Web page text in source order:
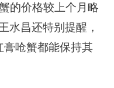
的价格较上个月略
水昌还特别提醒，
膏呛蟹都能保持其